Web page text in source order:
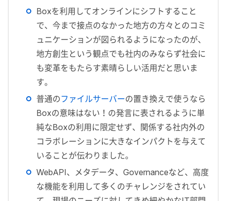
Boxを利用してオンラインにシフトすること
で、今まで接点のなかった地方の方々とのコミ
ュニケーションが図られるようになったのが、
地方創生という観点でも社内のみならず社会に
も変革をもたらす素晴らしい活用だと思いま
す。
普通のファイルサーバーの置き換えで使うなら
Boxの意味はない！の発言に表されるように単
純なBoxの利用に限定せず、関係する社内外の
コラボレーションに大きなインパクトを与えて
いることが伝わりました。
WebAPI、メタデータ、Governanceなど、高度
な機能を利用して多くのチャレンジをされてい